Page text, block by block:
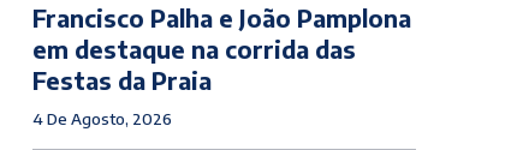
Francisco Palha e João Pamplona
em destaque na corrida das
Festas da Praia
4 De Agosto, 2026